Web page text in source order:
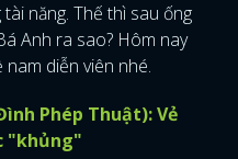
năng. Thế thì sau ống
Anh ra sao? Hôm nay
diễn viên nhé.
Phép Thuật): Vẻ
"khủng"